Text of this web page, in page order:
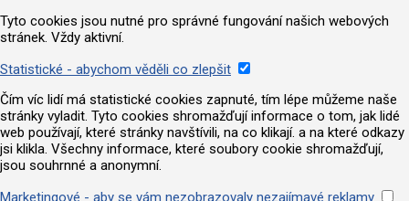
Tyto cookies jsou nutné pro správné fungování našich webových
stránek. Vždy aktivní.
Statistické - abychom věděli co zlepšit
Čím víc lidí má statistické cookies zapnuté, tím lépe můžeme naše
stránky vyladit. Tyto cookies shromažďují informace o tom, jak lidé
web používají, které stránky navštívili, na co klikají. a na které odkazy
jsi klikla. Všechny informace, které soubory cookie shromažďují,
jsou souhrnné a anonymní.
Marketingové - aby se vám nezobrazovaly nezajímavé reklamy